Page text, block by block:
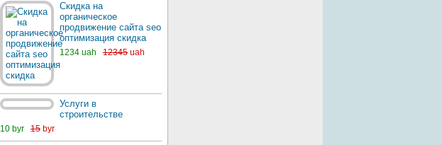
Скидка на
органическое
продвижение сайта seo
оптимизация скидка
1234 uah 12345 uah
Услуги в
строительстве
10 byr 15 byr